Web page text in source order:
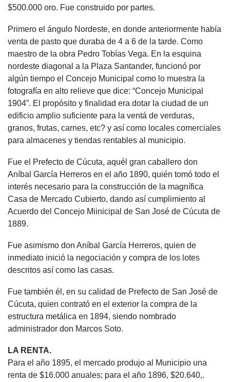
$500.000 oro. Fue construido por partes.
Primero el ángulo Nordeste, en donde anteriormente había
venta de pasto que duraba de 4 a 6 de la tarde. Como
maestro de la obra Pedro Tobías Vega. En la esquina
nordeste diagonal a la Plaza Santander, funcionó por
algún tiempo el Concejo Municipal como lo muestra la
fotografía en alto relieve que dice: “Concejo Municipal
1904”. El propósito y finalidad era dotar la ciudad de un
edificio amplio suficiente para la ventá de verduras,
granos, frutas, carnes, etc? y así como locales comerciales
para almacenes y tiendas rentables al municipio.
Fue el Prefecto de Cúcuta, aquél gran caballero don
Aníbal García Herreros en el año 1890, quién tomó todo el
interés necesario para la construcción de la magnífica
Casa de Mercado Cubierto, dando así cumplimiento al
Acuerdo del Concejo Miinicipal de San José de Cúcuta de
1889.
Fue asimismo don Aníbal García Herreros, quien de
inmediato inició la negociación y compra de los lotes
descritos así como las casas.
Fue también él, en su calidad de Prefecto de San José de
Cúcuta, quien contrató en el exterior la compra de la
estructura metálica en 1894, siendo nombrado
administrador don Marcos Soto.
LA RENTA.
Para el año 1895, el mercado produjo al Municipio una
renta de $16.000 anuales; para el año 1896, $20.640,.